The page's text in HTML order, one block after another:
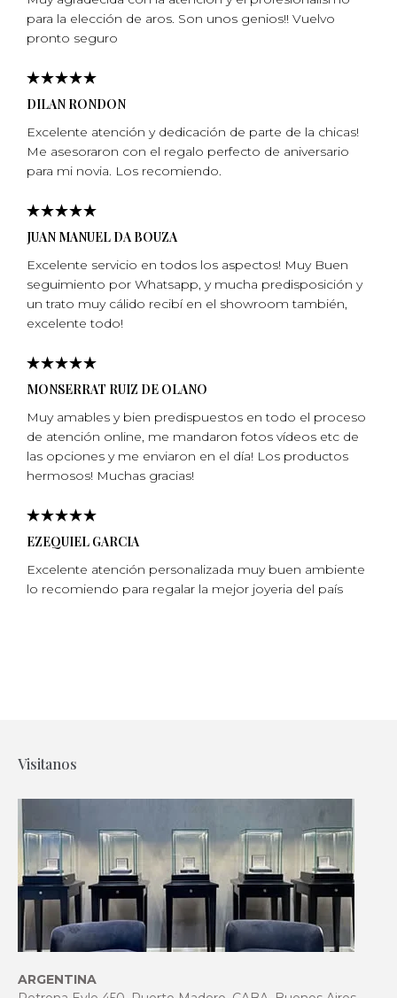
para la elección de aros. Son unos genios!! Vuelvo
pronto seguro
DILAN RONDON
Excelente atención y dedicación de parte de la chicas!
Me asesoraron con el regalo perfecto de aniversario
para mi­ novia. Los recomiendo.
JUAN MANUEL DA BOUZA
Excelente servicio en todos los aspectos! Muy Buen
seguimiento por Whatsapp, y mucha predisposición y
un trato muy cálido recibí en el showroom también,
excelente todo!
MONSERRAT RUIZ DE OLANO
Muy amables y bien predispuestos en todo el proceso
de atención online, me mandaron fotos vídeos etc de
las opciones y me enviaron en el día! Los productos
hermosos! Muchas gracias!
EZEQUIEL GARCIA
Excelente atención personalizada muy buen ambiente
lo recomiendo para regalar la mejor joyeria del país
Visitanos
ARGENTINA